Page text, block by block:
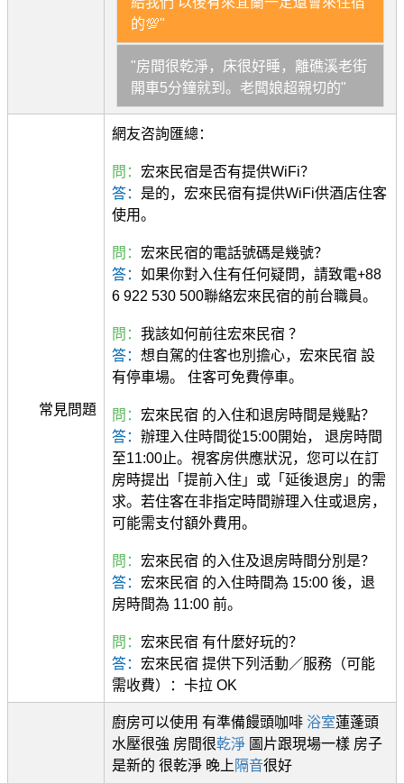
的💯"
"房間很乾淨，床很好睡，離礁溪老街
開車5分鐘就到。老闆娘超親切的"
常見問題
網友咨詢匯總：
問： 宏來民宿是否有提供WiFi？
答： 是的，宏來民宿有提供WiFi供酒店住客
使用。
問： 宏來民宿的電話號碼是幾號？
答： 如果你對入住有任何疑問，請致電+88
6 922 530 500聯絡宏來民宿的前台職員。
問： 我該如何前往宏來民宿 ？
答： 想自駕的住客也別擔心，宏來民宿 設
有停車場。 住客可免費停車。
問： 宏來民宿 的入住和退房時間是幾點？
答： 辦理入住時間從15:00開始， 退房時間
至11:00止。視客房供應狀況，您可以在訂
房時提出「提前入住」或「延後退房」的需
求。若住客在非指定時間辦理入住或退房，
可能需支付額外費用。
問： 宏來民宿 的入住及退房時間分別是？
答： 宏來民宿 的入住時間為 15:00 後，退
房時間為 11:00 前。
問： 宏來民宿 有什麼好玩的？
答： 宏來民宿 提供下列活動／服務（可能
需收費）：卡拉 OK
廚房可以使用 有準備饅頭咖啡 浴室蓮蓬頭
水壓很強 房間很乾淨 圖片跟現場一樣 房子
是新的 很乾淨 晚上 隔音很好